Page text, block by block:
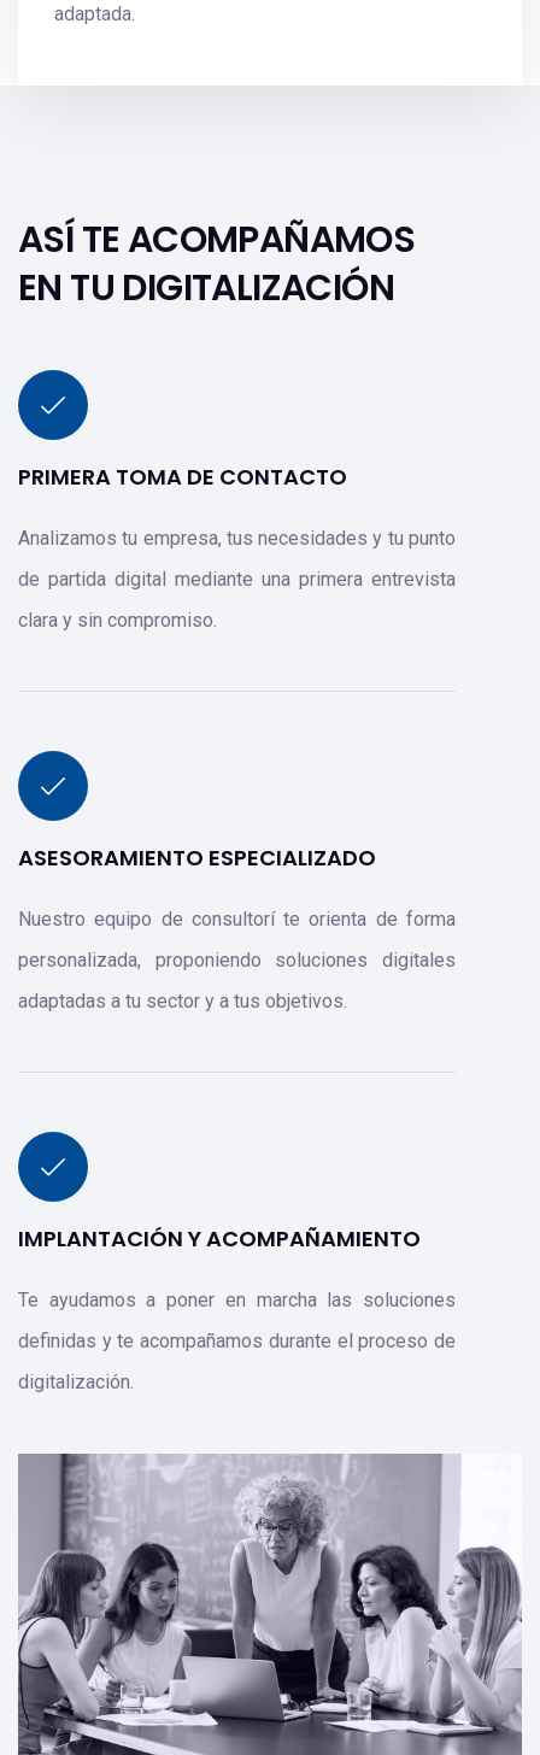
adaptada.
ASÍ TE ACOMPAÑAMOS
EN TU DIGITALIZACIÓN
PRIMERA TOMA DE CONTACTO
Analizamos tu empresa, tus necesidades y tu punto
de partida digital mediante una primera entrevista
clara y sin compromiso.
ASESORAMIENTO ESPECIALIZADO
Nuestro equipo de consultorí te orienta de forma
personalizada, proponiendo soluciones digitales
adaptadas a tu sector y a tus objetivos.
IMPLANTACIÓN Y ACOMPAÑAMIENTO
Te ayudamos a poner en marcha las soluciones
definidas y te acompañamos durante el proceso de
digitalización.